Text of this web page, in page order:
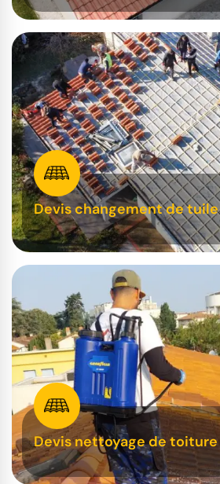
Devis changement de tuile
Devis nettoyage de toiture